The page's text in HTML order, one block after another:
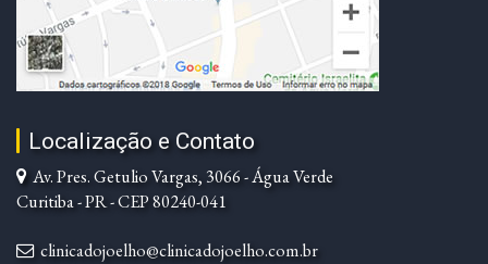
Localização e Contato
Av. Pres. Getulio Vargas, 3066 - Água Verde
Curitiba - PR - CEP 80240-041
clinicadojoelho@clinicadojoelho.com.br